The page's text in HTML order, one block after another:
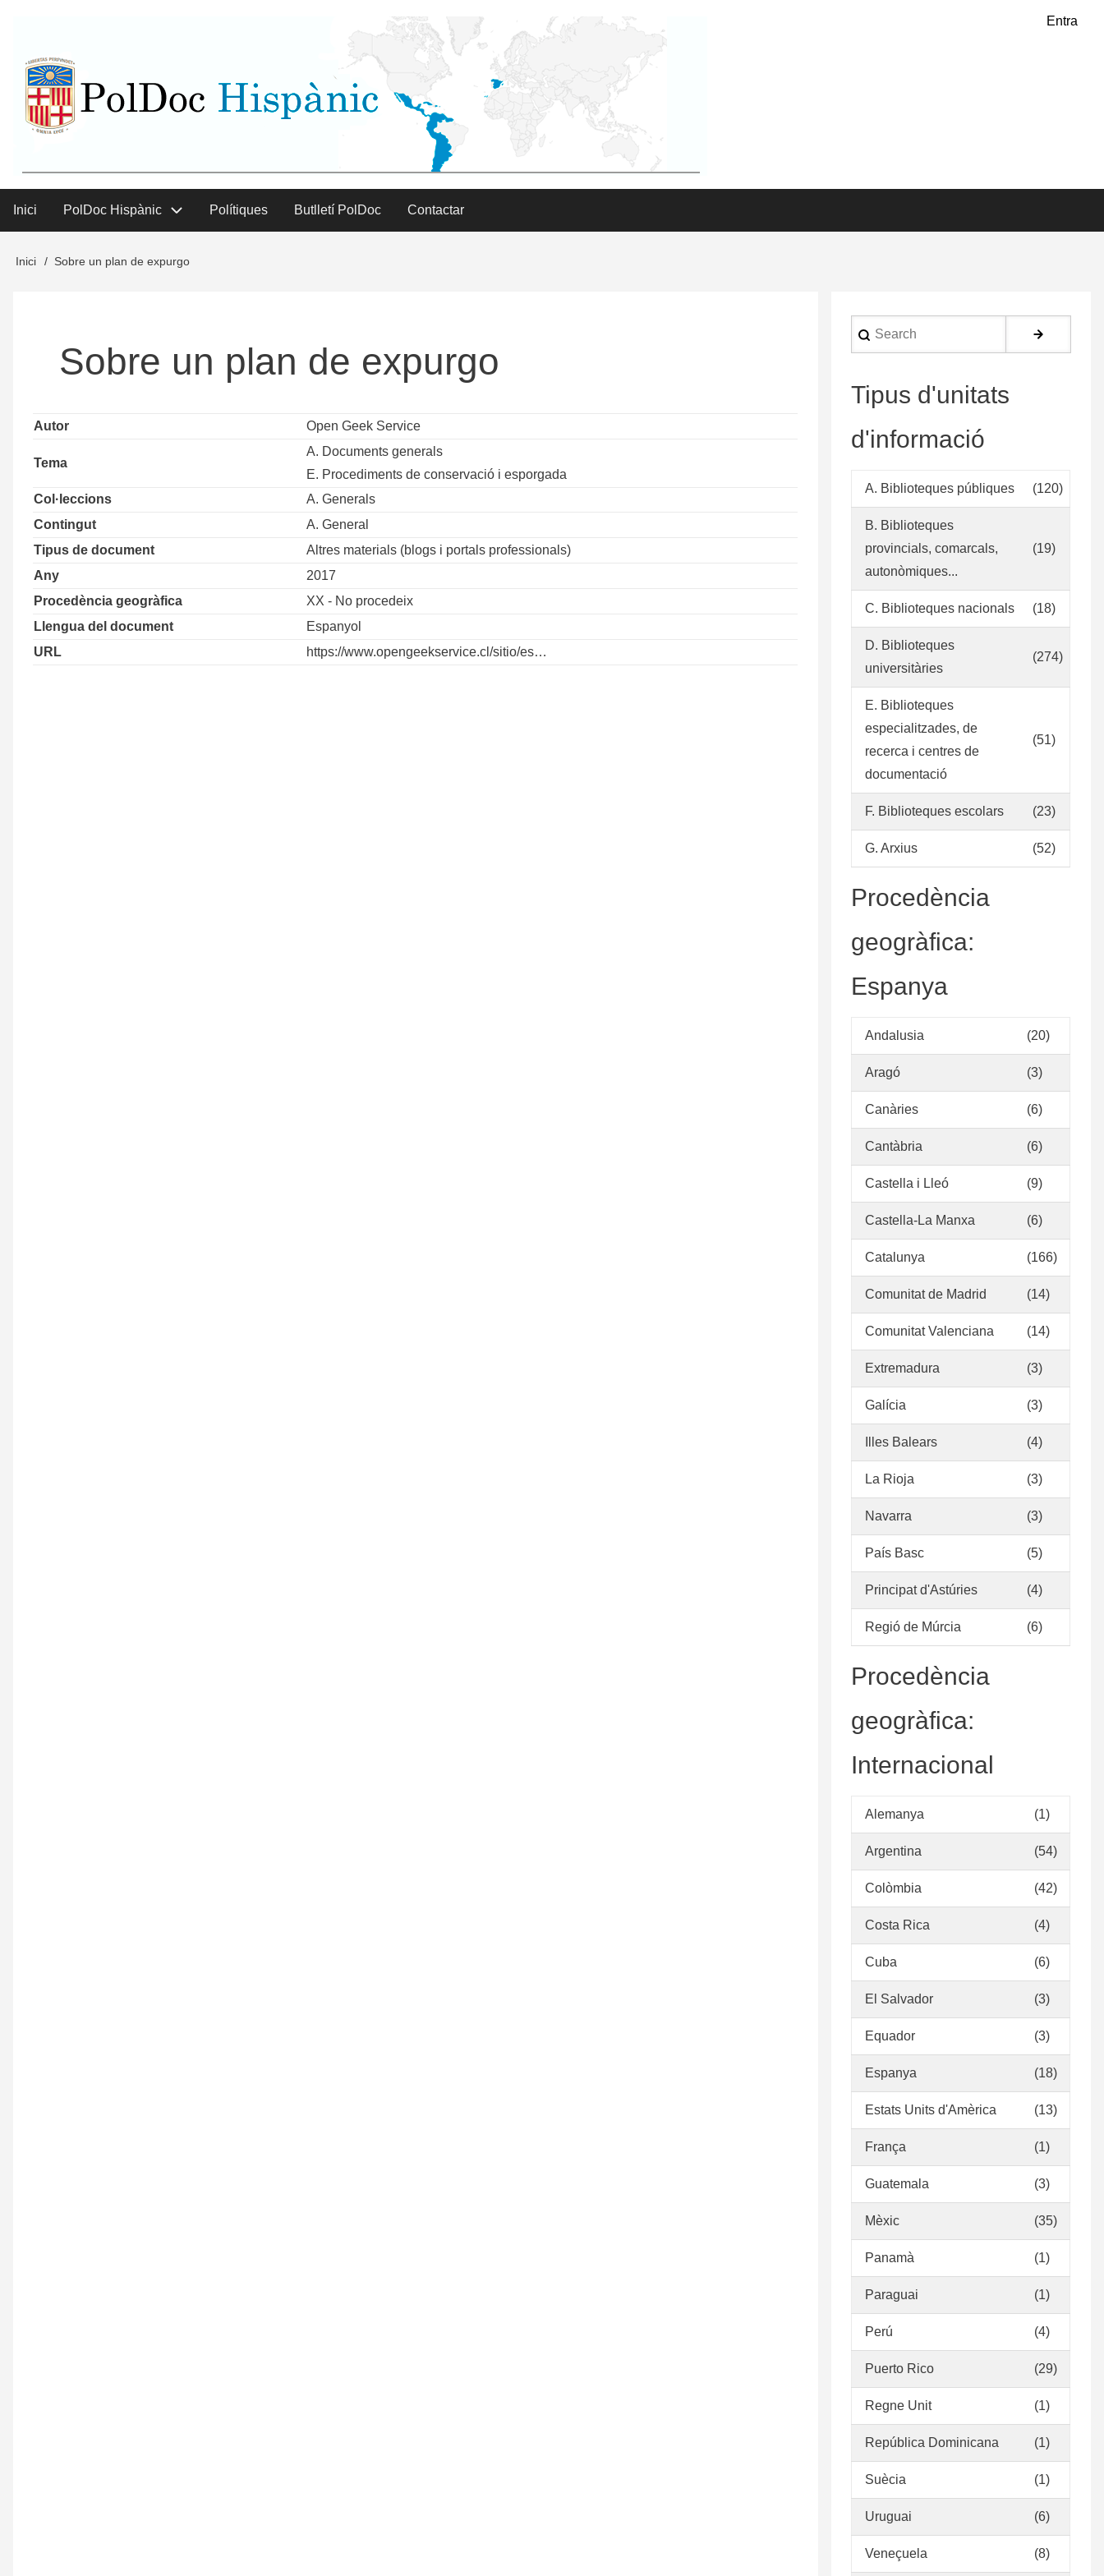
contingut
menu
Entra
Main
menu
Inici PolDoc Hispànic Polítiques Butlletí PolDoc Contactar
Inici Sobre un plan de expurgo
Sobre un plan de expurgo
Autor Open Geek Service
Tema
A. Documents generals
E. Procediments de conservació i esporgada
Col·leccions
A. Generals
Contingut
A. General
Tipus de document
Altres materials (blogs i portals professionals)
Any
2017
Procedència geogràfica
XX - No procedeix
Llengua del document
Espanyol
URL
https://www.opengeekservice.cl/sitio/es…
Search
Tipus d'unitats
d'informació
A. Biblioteques públiques (120)
B. Biblioteques
provincials, comarcals,
autonòmiques...
(19)
C. Biblioteques nacionals (18)
D. Biblioteques
universitàries
(274)
E. Biblioteques
especialitzades, de
recerca i centres de
documentació
(51)
F. Biblioteques escolars (23)
G. Arxius (52)
Procedència
geogràfica:
Espanya
Andalusia (20)
Aragó (3)
Canàries (6)
Cantàbria (6)
Castella i Lleó (9)
Castella-La Manxa (6)
Catalunya (166)
Comunitat de Madrid (14)
Comunitat Valenciana (14)
Extremadura (3)
Galícia (3)
Illes Balears (4)
La Rioja (3)
Navarra (3)
País Basc (5)
Principat d'Astúries (4)
Regió de Múrcia (6)
Procedència
geogràfica:
Internacional
Alemanya (1)
Argentina (54)
Colòmbia (42)
Costa Rica (4)
Cuba (6)
El Salvador (3)
Equador (3)
Espanya (18)
Estats Units d'Amèrica (13)
França (1)
Guatemala (3)
Mèxic (35)
Panamà (1)
Paraguai (1)
Perú (4)
Puerto Rico (29)
Regne Unit (1)
República Dominicana (1)
Suècia (1)
Uruguai (6)
Veneçuela (8)